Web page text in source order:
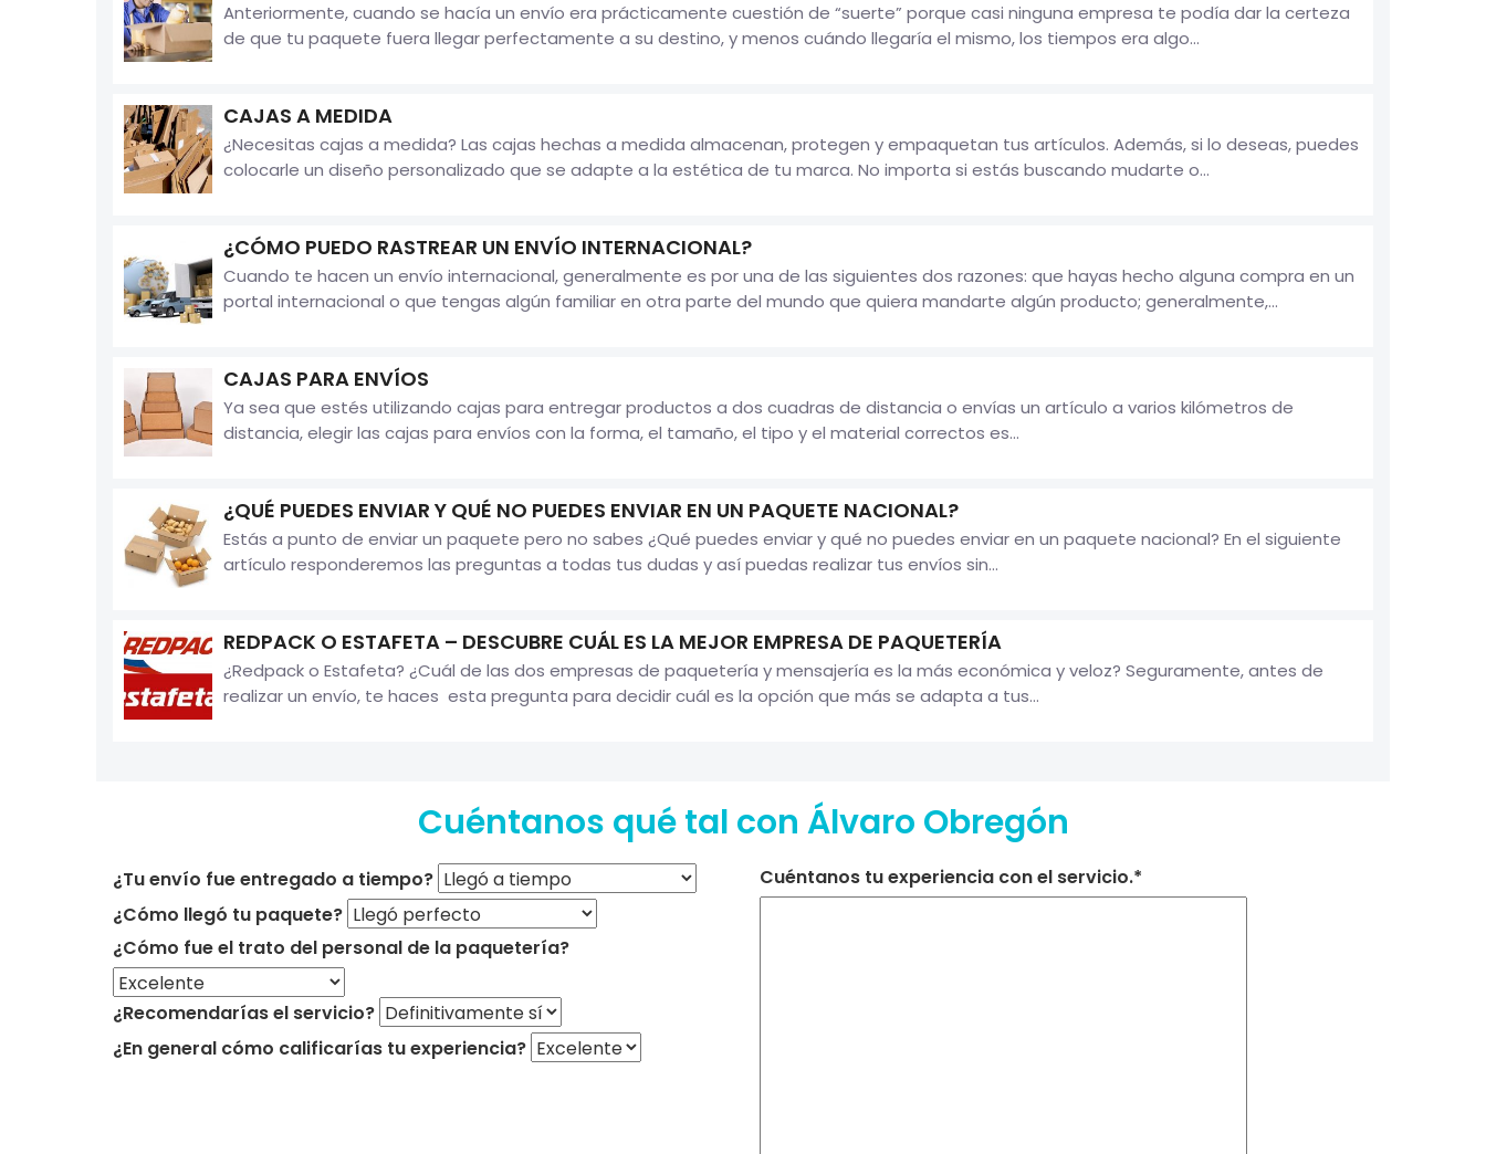
Anteriormente, cuando se hacía un envío era prácticamente cuestión de “suerte” porque casi ninguna empresa te podía dar la certeza
de que tu paquete fuera llegar perfectamente a su destino, y menos cuándo llegaría el mismo, los tiempos era algo...
CAJAS A MEDIDA
¿Necesitas cajas a medida? Las cajas hechas a medida almacenan, protegen y empaquetan tus artículos. Además, si lo deseas, puedes
colocarle un diseño personalizado que se adapte a la estética de tu marca. No importa si estás buscando mudarte o...
¿CÓMO PUEDO RASTREAR UN ENVÍO INTERNACIONAL?
Cuando te hacen un envío internacional, generalmente es por una de las siguientes dos razones: que hayas hecho alguna compra en un
portal internacional o que tengas algún familiar en otra parte del mundo que quiera mandarte algún producto; generalmente,...
CAJAS PARA ENVÍOS
Ya sea que estés utilizando cajas para entregar productos a dos cuadras de distancia o envías un artículo a varios kilómetros de
distancia, elegir las cajas para envíos con la forma, el tamaño, el tipo y el material correctos es...
¿QUÉ PUEDES ENVIAR Y QUÉ NO PUEDES ENVIAR EN UN PAQUETE NACIONAL?
Estás a punto de enviar un paquete pero no sabes ¿Qué puedes enviar y qué no puedes enviar en un paquete nacional? En el siguiente
artículo responderemos las preguntas a todas tus dudas y así puedas realizar tus envíos sin...
REDPACK O ESTAFETA – DESCUBRE CUÁL ES LA MEJOR EMPRESA DE PAQUETERÍA
¿Redpack o Estafeta? ¿Cuál de las dos empresas de paquetería y mensajería es la más económica y veloz? Seguramente, antes de
realizar un envío, te haces esta pregunta para decidir cuál es la opción que más se adapta a tus...
Cuéntanos qué tal con Álvaro Obregón
¿Tu envío fue entregado a tiempo?
¿Cómo llegó tu paquete?
¿Cómo fue el trato del personal de la paquetería?
¿Recomendarías el servicio?
¿En general cómo calificarías tu experiencia?
Cuéntanos tu experiencia con el servicio.*